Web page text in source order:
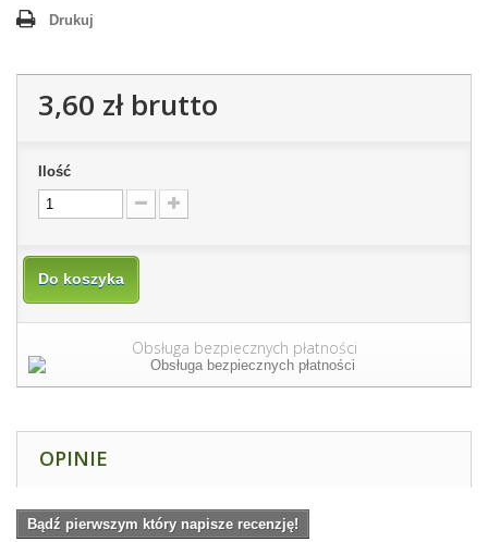
Drukuj
3,60 złbrutto
Ilość
Do koszyka
Obsługa bezpiecznych płatności
OPINIE
Bądź pierwszym który napisze recenzję!